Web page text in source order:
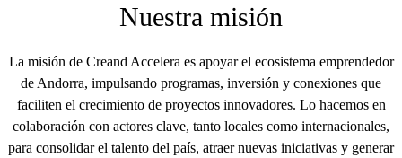
Nuestra misión
La misión de Creand Accelera es apoyar el ecosistema emprendedor
de Andorra, impulsando programas, inversión y conexiones que
faciliten el crecimiento de proyectos innovadores. Lo hacemos en
colaboración con actores clave, tanto locales como internacionales,
para consolidar el talento del país, atraer nuevas iniciativas y generar